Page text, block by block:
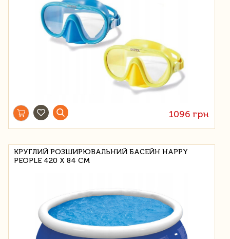
1096 грн
КРУГЛИЙ РОЗШИРЮВАЛЬНИЙ БАСЕЙН HAPPY
PEOPLE 420 Х 84 СМ